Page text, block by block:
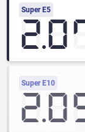
Super E5
Super E10